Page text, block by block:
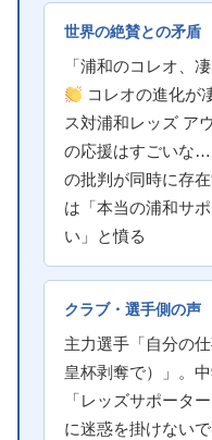
世界の絶賛との矛盾
「浦和のコレオ、
コレオの進化が
ス対浦和レッズ ア
の応援はすごいな
の批判が同時に存
は「本当の浦和サ
い」と憤る
クラブ・選手側の声
主力選手「自分の
皇杯剥奪で）」。
「レッズサポータ
に迷惑を掛けない